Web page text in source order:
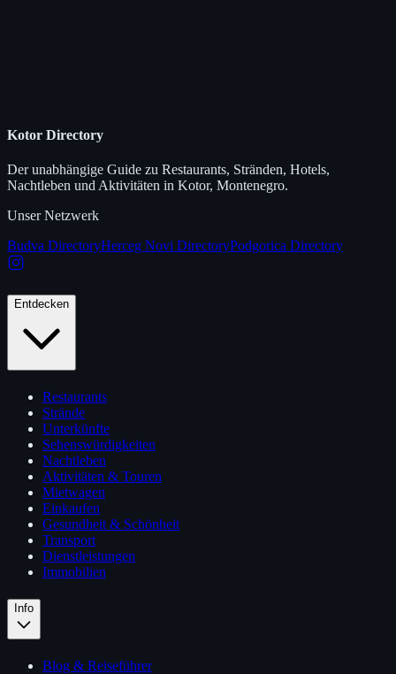
Kotor Directory
Der unabhängige Guide zu Restaurants, Stränden, Hotels,
Nachtleben und Aktivitäten in Kotor, Montenegro.
Unser Netzwerk
Budva DirectoryHerceg Novi DirectoryPodgorica Directory
Entdecken
Restaurants
Strände
Unterkünfte
Sehenswürdigkeiten
Nachtleben
Aktivitäten & Touren
Mietwagen
Einkaufen
Gesundheit & Schönheit
Transport
Dienstleistungen
Immobilien
Info
Blog & Reiseführer